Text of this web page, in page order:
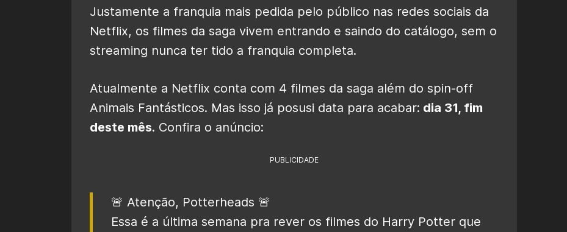
Justamente a franquia mais pedida pelo público nas redes sociais da
Netflix, os filmes da saga vivem entrando e saindo do catálogo, sem o
streaming nunca ter tido a franquia completa.
Atualmente a Netflix conta com 4 filmes da saga além do spin-off
Animais Fantásticos. Mas isso já posusi data para acabar: dia 31, fim
deste mês. Confira o anúncio:
PUBLICIDADE
🚨 Atenção, Potterheads 🚨
Essa é a última semana pra rever os filmes do Harry Potter que